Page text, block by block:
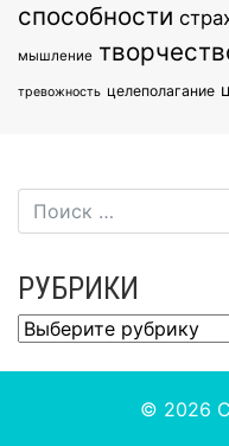
способности
мышление
тревожность целеполагание
РУБРИКИ
Рубрики
© 2026